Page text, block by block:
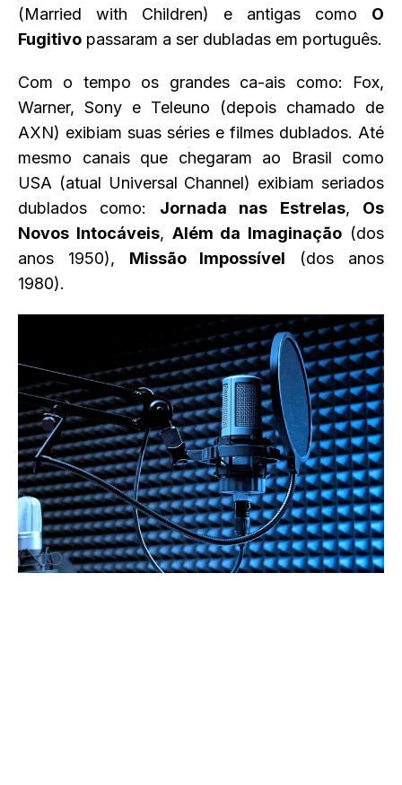
(Married with Children) e antigas como O
Fugitivo passaram a ser dubladas em português.
Com o tempo os grandes ca-ais como: Fox,
Warner, Sony e Teleuno (depois chamado de
AXN) exibiam suas séries e filmes dublados. Até
mesmo canais que chegaram ao Brasil como
USA (atual Universal Channel) exibiam seriados
dublados como: Jornada nas Estrelas, Os
Novos Intocáveis, Além da Imaginação (dos
anos 1950), Missão Impossível (dos anos
1980).